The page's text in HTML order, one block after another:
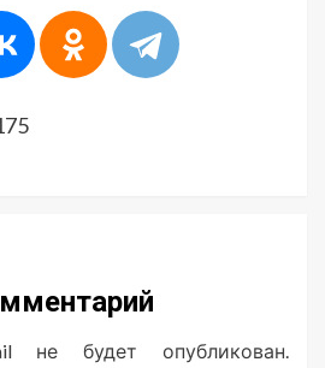
не будет опубликован.